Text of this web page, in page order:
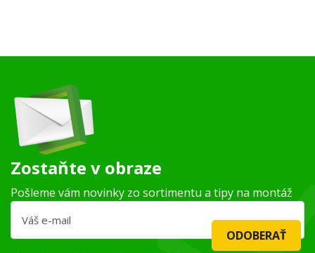
Zostaňte v obraze
Pošleme vám novinky zo sortimentu a tipy na montáž
ODOBERAŤ